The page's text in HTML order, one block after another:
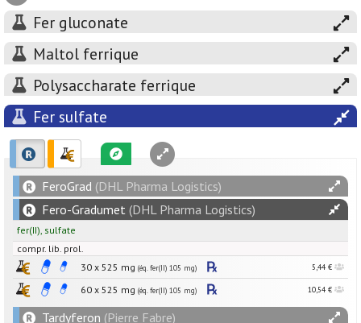
Fer gluconate
Maltol ferrique
Polysaccharate ferrique
Fer sulfate
FeroGrad (DHL Pharma Logistics)
Fero-Gradumet (DHL Pharma Logistics)
fer(II), sulfate
compr. lib. prol.
30 x 525 mg (éq. fer(II) 105 mg) 5,44 €
60 x 525 mg (éq. fer(II) 105 mg) 10,54 €
Tardyferon (Pierre Fabre)